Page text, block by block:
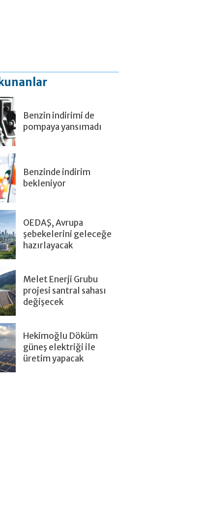
Benzin indirimi de
pompaya yansımadı
Benzinde indirim
bekleniyor
OEDAŞ, Avrupa
şebekelerini geleceğe
hazırlayacak
Melet Enerji Grubu
projesi santral sahası
değişecek
Hekimoğlu Döküm
güneş elektriği ile
üretim yapacak